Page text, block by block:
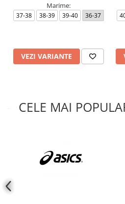
Marime:
37-38 38-39 39-40 36-37
VEZI VARIANTE
CELE MAI